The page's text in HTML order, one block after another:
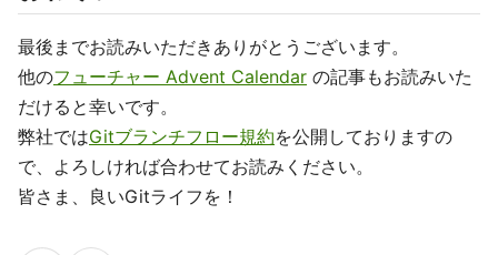
最後までお読みいただきありがとうございます。
他のフューチャー Advent Calendar の記事もお読みいた
だけると幸いです。
弊社ではGitブランチフロー規約を公開しておりますの
で、よろしければ合わせてお読みください。
皆さま、良いGitライフを！